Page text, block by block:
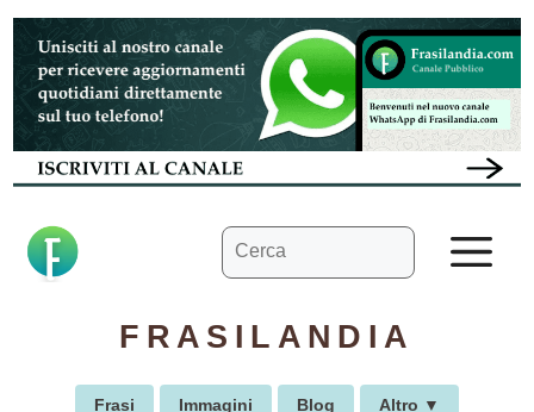
Vai
contenuto
Ricerca
per:
FRASILANDIA
Frasi Immagini Blog Altro ▼